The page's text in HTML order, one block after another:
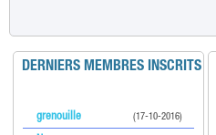
DERNIERS MEMBRES INSCRITS
(17-10-2016)
grenouille